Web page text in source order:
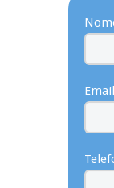
Email